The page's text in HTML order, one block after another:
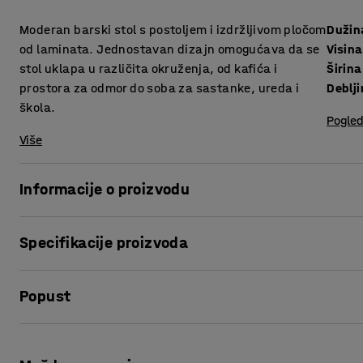
Moderan barski stol s postoljem i izdržljivom pločom
od laminata. Jednostavan dizajn omogućava da se
stol uklapa u različita okruženja, od kafića i
prostora za odmor do soba za sastanke, ureda i
škola.
Više
Visina
Širina
Informacije o proizvodu
sastanke, kao i za prostore za odmor i zajedničke školske
tekućine i lako se čisti. Postolje sa stupom i okruglim
Specifikacije proizvoda
Visina: 720
Površina ploče
Pravokutna
Popust